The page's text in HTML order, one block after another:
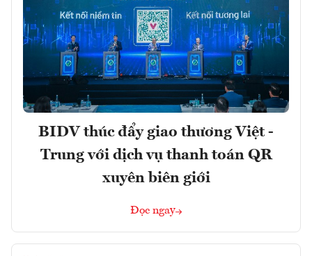
BIDV thúc đẩy giao thương Việt -
Trung với dịch vụ thanh toán QR
xuyên biên giới
Đọc ngay